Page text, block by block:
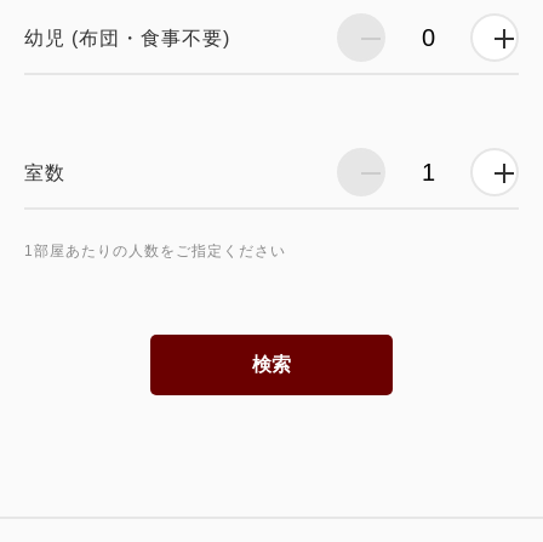
幼児 (布団・食事不要)
室数
1部屋あたりの人数をご指定ください
検索